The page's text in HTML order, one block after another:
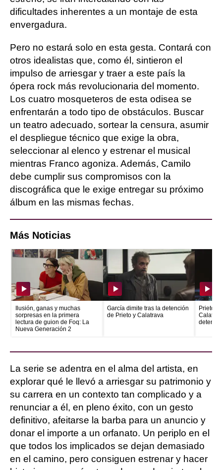
dificultades inherentes a un montaje de esta
envergadura.
Pero no estará solo en esta gesta. Contará con
otros idealistas que, como él, sintieron el
impulso de arriesgar y traer a este país la
ópera rock más revolucionaria del momento.
Los cuatro mosqueteros de esta odisea se
enfrentarán a todo tipo de obstáculos. Buscar
un teatro adecuado, sortear la censura, asumir
el despliegue técnico que exige la obra,
seleccionar al elenco y estrenar el musical
mientras Franco agoniza. Además, Camilo
debe cumplir sus compromisos con la
discográfica que le exige entregar su próximo
álbum en las mismas fechas.
Más Noticias
Ilusión, ganas y muchas
sorpresas en la primera
lectura de guion de Foq: La
Nueva Generación 2
García dimite tras la detención
de Prieto y Calatrava
Prieto
La serie se adentra en el alma del artista, en
explorar qué le llevó a arriesgar su patrimonio y
su carrera en un contexto tan complicado y a
renunciar a él, en pleno éxito, con un gesto
definitivo, afeitarse la barba para un anuncio y
donar el importe a un orfanato. Un periplo en el
que todos los implicados se dejan demasiado
en el camino, pero consiguen estrenar y hacer